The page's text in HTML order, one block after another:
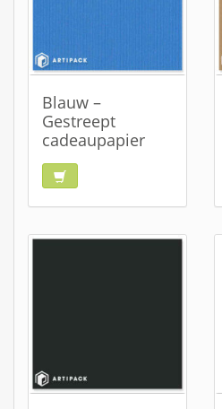
Blauw –
Gestreept
cadeaupapier